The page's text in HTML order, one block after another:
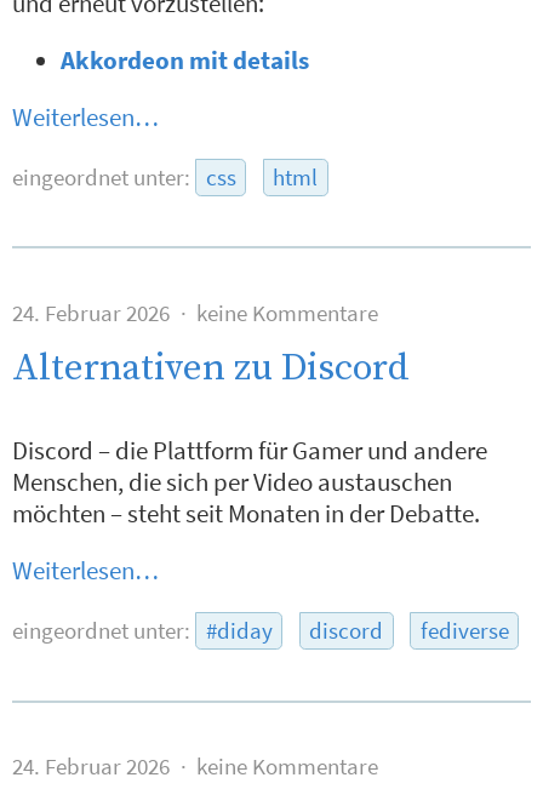
Akkordeon mit details
Weiterlesen…
eingeordnet unter: css html
24. Februar 2026 keine Kommentare
Alternativen zu Discord
Discord – die Plattform für Gamer und andere
Menschen, die sich per Video austauschen
möchten – steht seit Monaten in der Debatte.
Weiterlesen…
eingeordnet unter: #diday discord fediverse
24. Februar 2026 keine Kommentare